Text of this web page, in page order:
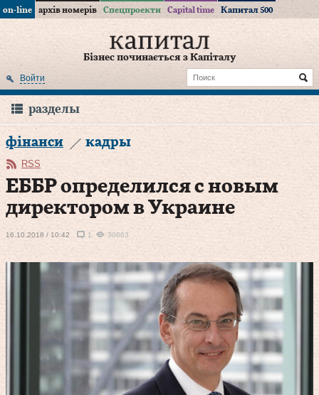
on-line архів номерів Спецпроекти Capital time Капитал 500
Бізнес починається з Капіталу
Войти
разделы
фінанси кадры
RSS
ЕББР определился с новым
директором в Украине
16.10.2018 / 10:42 1 30663